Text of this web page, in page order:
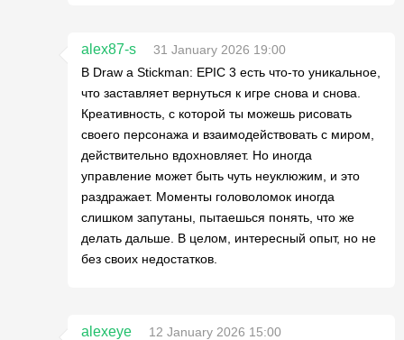
alex87-s
31 January 2026 19:00
В Draw a Stickman: EPIC 3 есть что-то уникальное,
что заставляет вернуться к игре снова и снова.
Креативность, с которой ты можешь рисовать
своего персонажа и взаимодействовать с миром,
действительно вдохновляет. Но иногда
управление может быть чуть неуклюжим, и это
раздражает. Моменты головоломок иногда
слишком запутаны, пытаешься понять, что же
делать дальше. В целом, интересный опыт, но не
без своих недостатков.
alexeye
12 January 2026 15:00